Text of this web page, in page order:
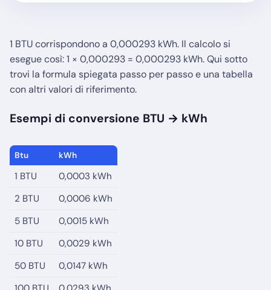
1 BTU corrispondono a 0,000293 kWh. Il calcolo si
esegue così: 1 × 0,000293 = 0,000293 kWh. Qui sotto
trovi la formula spiegata passo per passo e una tabella
con altri valori di riferimento.
Esempi di conversione BTU → kWh
Btu kWh
1 BTU
0,0003 kWh
2 BTU
0,0006 kWh
5 BTU
0,0015 kWh
10 BTU
0,0029 kWh
50 BTU
0,0147 kWh